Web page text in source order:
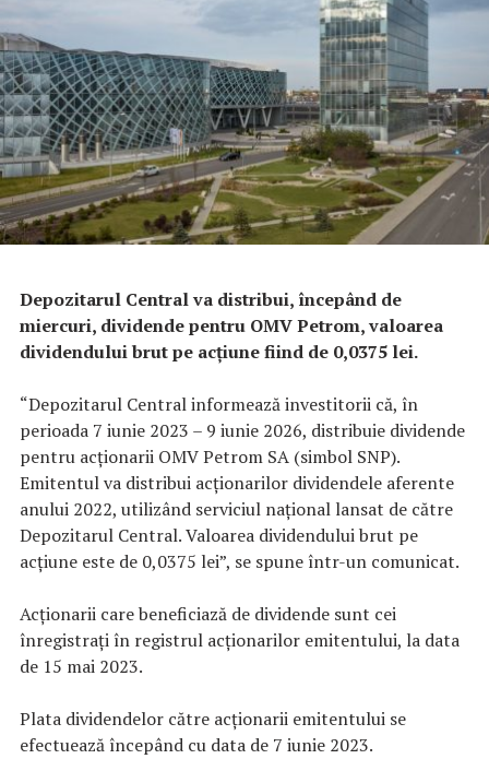
Depozitarul Central va distribui, începând de
miercuri, dividende pentru OMV Petrom, valoarea
dividendului brut pe acţiune fiind de 0,0375 lei.
“Depozitarul Central informează investitorii că, în
perioada 7 iunie 2023 – 9 iunie 2026, distribuie dividende
pentru acţionarii OMV Petrom SA (simbol SNP).
Emitentul va distribui acţionarilor dividendele aferente
anului 2022, utilizând serviciul naţional lansat de către
Depozitarul Central. Valoarea dividendului brut pe
acţiune este de 0,0375 lei”, se spune într-un comunicat.
Acţionarii care beneficiază de dividende sunt cei
înregistraţi în registrul acţionarilor emitentului, la data
de 15 mai 2023.
Plata dividendelor către acţionarii emitentului se
efectuează începând cu data de 7 iunie 2023.